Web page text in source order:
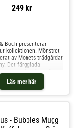
249 kr
Läs mer här
Boch presenterar
kollektionen. Mönstret
av Monets trädgårdar
Det färgglada
mellan änggräser
i levande
av lila och gult gör denna
något extra. Tillverkad av
& Koppar hos Royal
- Bubbles Mugg